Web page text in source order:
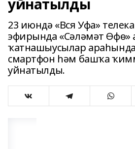
уйнатылды
23 июндә «Вся Уфа»
эфирында «Сәләмәт Өфө»
ҡатнашыусылар
смартфон һәм башҡа
уйнатылды.